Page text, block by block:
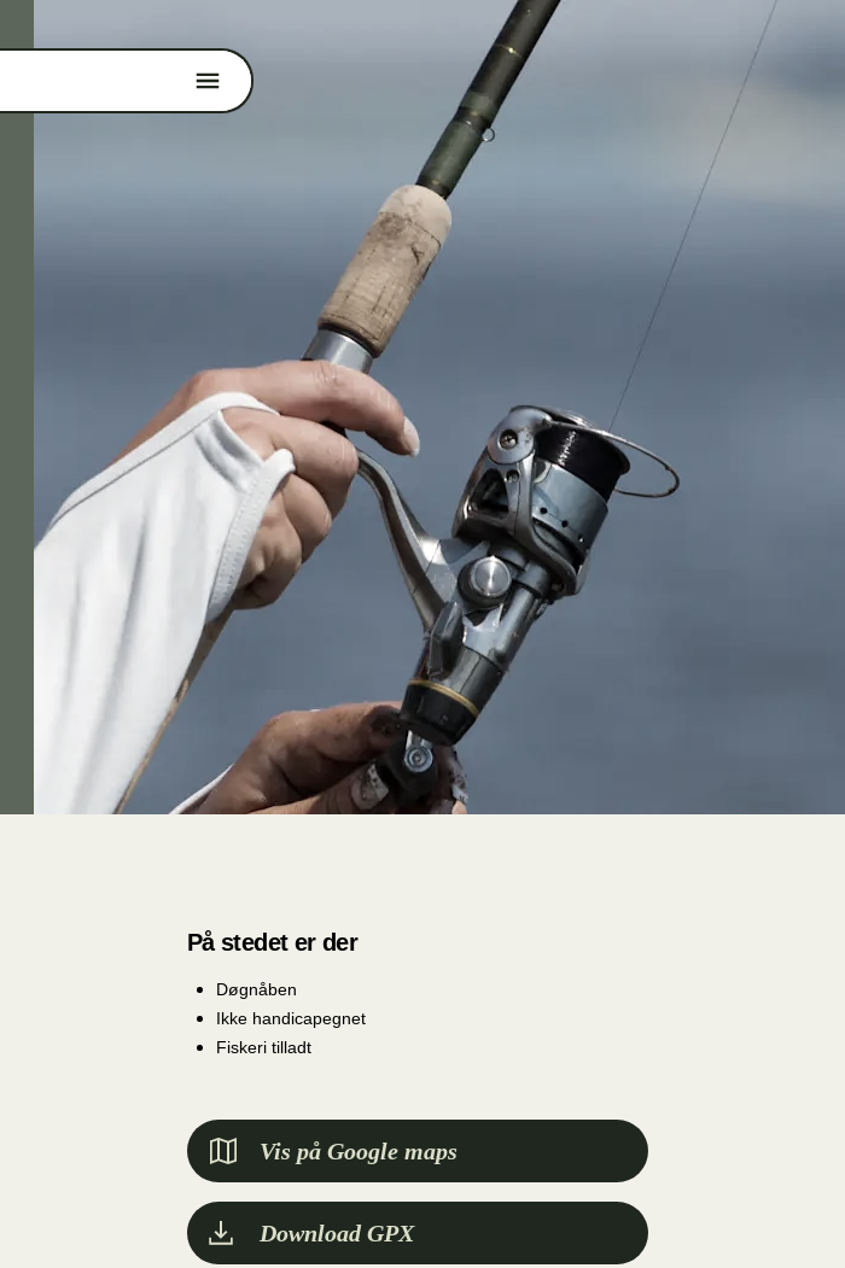
på Oplev Kolding
Oplev Kolding
På stedet er der
Døgnåben
Ikke handicapegnet
Fiskeri tilladt
Vis på Google maps
Download GPX